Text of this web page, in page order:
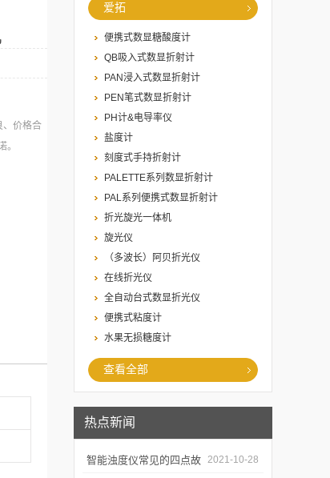
爱拓
便携式数显糖酸度计
QB吸入式数显折射计
PAN浸入式数显折射计
PEN笔式数显折射计
PH计&电导率仪
盐度计
刻度式手持折射计
PALETTE系列数显折射计
PAL系列便携式数显折射计
折光旋光一体机
旋光仪
（多波长）阿贝折光仪
在线折光仪
全自动台式数显折光仪
便携式粘度计
水果无损糖度计
查看全部
热点新闻
智能浊度仪常见的四点故 2021-10-28
、价格合
。